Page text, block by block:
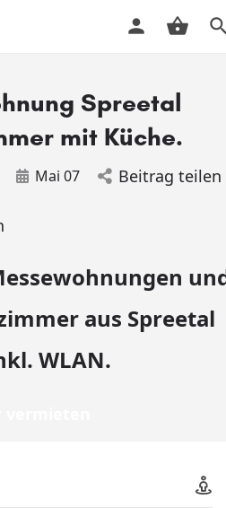
Spreetal
mit Küche.
Mai 07 Beitrag teilen
aus Spreetal
WLAN.